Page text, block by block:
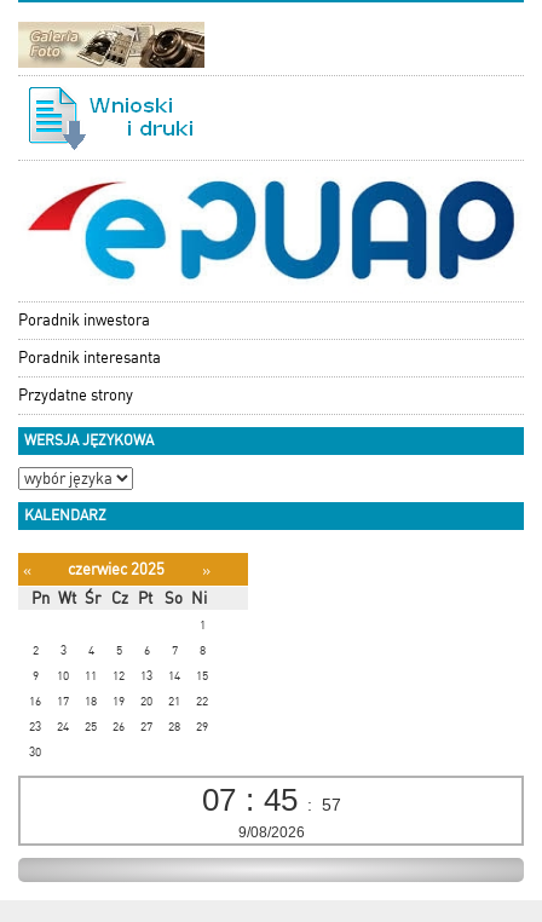
Poradnik inwestora
Poradnik interesanta
Przydatne strony
WERSJA JĘZYKOWA
KALENDARZ
« czerwiec 2025
»
Pn Wt Śr Cz Pt So Ni
1
2
3 4 5 6 7
8
9
10 11 12 13 14
15
16
17 18 19 20 21
22
23
24 25 26 27 28
29
30
07 : 45 : 58
9/08/2026